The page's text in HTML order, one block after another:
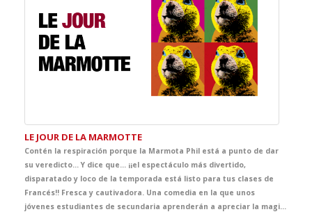
LE JOUR DE LA MARMOTTE
Contén la respiración porque la Marmota Phil está a punto de dar
su veredicto… Y dice que... ¡¡el espectáculo más divertido,
disparatado y loco de la temporada está listo para tus clases de
Francés!! Fresca y cautivadora. Una comedia en la que unos
jóvenes estudiantes de secundaria aprenderán a apreciar la magia de los momentos que verdaderamente importan a través de las más disparatadas y divertidas situaciones.